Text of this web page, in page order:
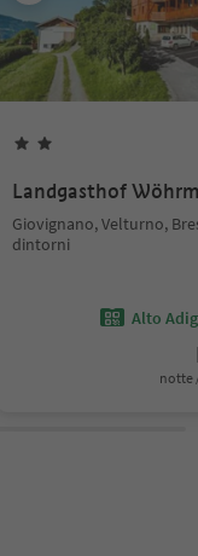
Landgasthof
Giovignano, Velturno,
dintorni
Alto
notte